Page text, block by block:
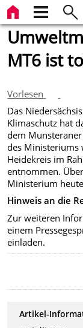
MT6 ist
Vorlesen
Das
Klimaschutz hat
dem
des Ministeriums
Heidekreis im
entnommen.
Ministerium
Hinweis an die
Zur weiteren
einem
einladen.
Artikel-